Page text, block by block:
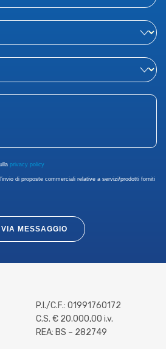
privacy policy
di proposte commerciali relative a servizi/prodotti forniti
MESSAGGIO
P.I./C.F.: 01991760172
C.S. € 20.000,00 i.v.
REA: BS – 282749